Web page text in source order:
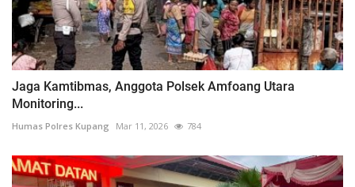
Jaga Kamtibmas, Anggota Polsek Amfoang Utara
Monitoring...
Humas Polres Kupang Mar 11, 2026 784